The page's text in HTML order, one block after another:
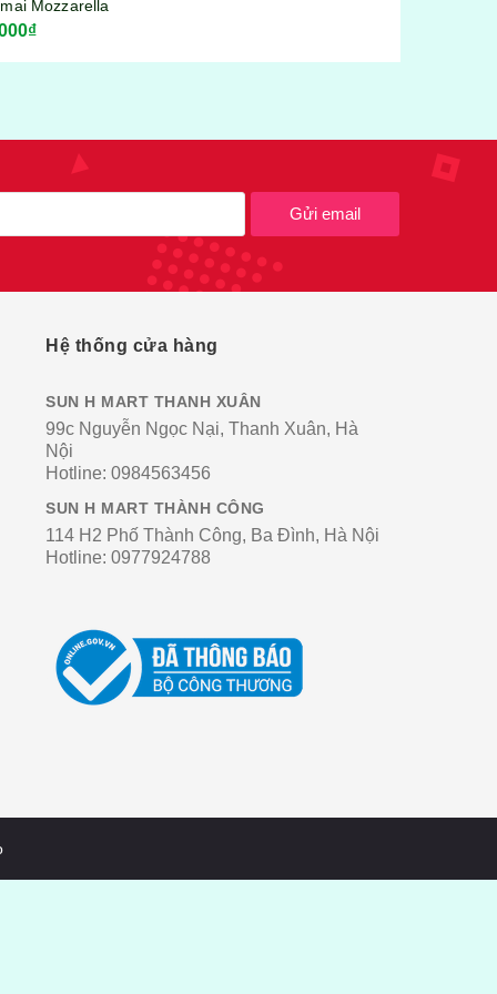
Gửi email
Hệ thống cửa hàng
SUN H MART THANH XUÂN
99c Nguyễn Ngọc Nại, Thanh Xuân, Hà
Nội
Hotline: 0984563456
SUN H MART THÀNH CÔNG
114 H2 Phố Thành Công, Ba Đình, Hà Nội
Hotline: 0977924788